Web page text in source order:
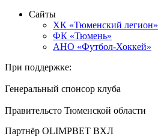
Сайты
ХК «Тюменский легион»
ФК «Тюмень»
АНО «Футбол-Хоккей»
При поддержке:
Генеральный спонсор клуба
Правительсто Тюменской области
Партнёр OLIMPBET ВХЛ